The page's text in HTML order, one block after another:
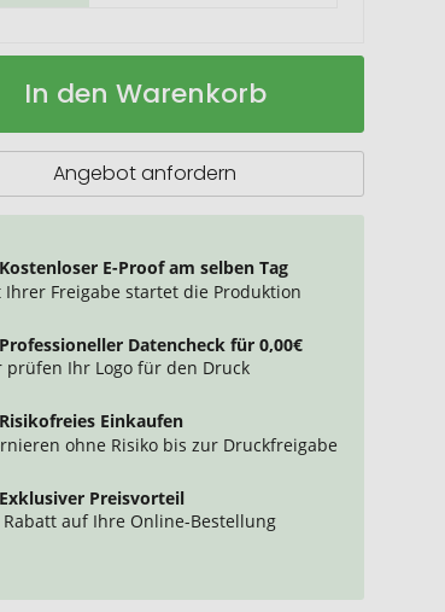
In den Warenkorb
Angebot anfordern
Kostenloser E-Proof am selben Tag
Ihrer Freigabe startet die Produktion
Professioneller Datencheck für 0,00€
prüfen Ihr Logo für den Druck
Risikofreies Einkaufen
ohne Risiko bis zur Druckfreigabe
Exklusiver Preisvorteil
Rabatt auf Ihre Online-Bestellung